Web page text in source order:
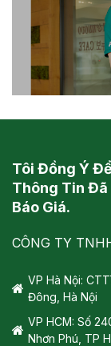
Tôi Đồng Ý
Thông Tin Đã
Báo Giá.
CÔNG TY
VP Hà Nội:
Đông, Hà Nội
VP HCM: Số
Nhơn Phú, TP